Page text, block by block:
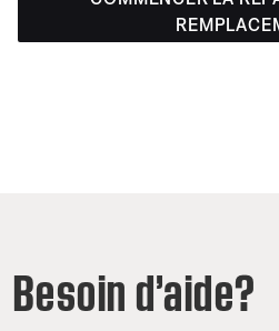
Besoin d’aide?